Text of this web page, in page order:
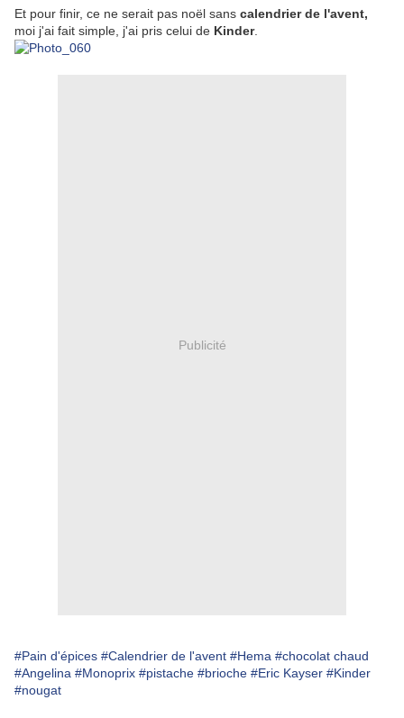
Et pour finir, ce ne serait pas noël sans calendrier de l'avent,
moi j'ai fait simple, j'ai pris celui de Kinder.
Publicité
#Pain d'épices #Calendrier de l'avent #Hema #chocolat chaud
#Angelina #Monoprix #pistache #brioche #Eric Kayser #Kinder
#nougat